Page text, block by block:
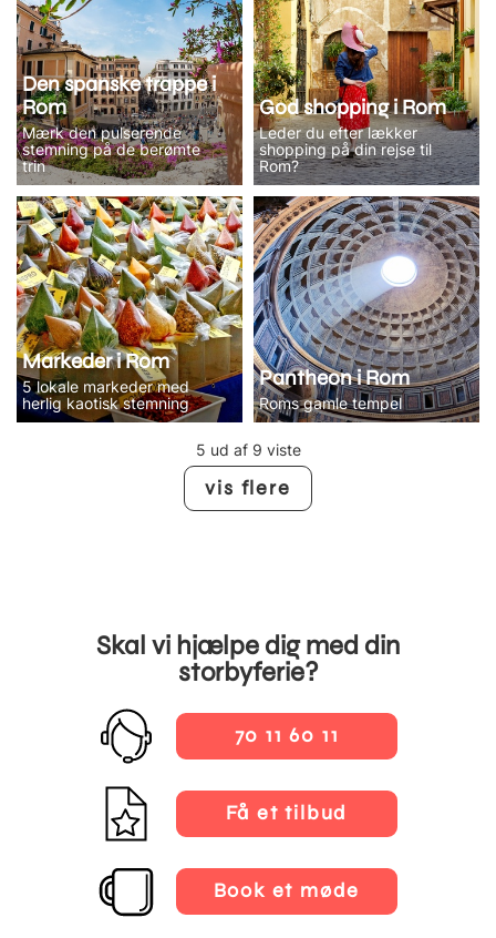
Den spanske trappe i
Rom
Mærk den pulserende
stemning på de berømte
trin
God shopping i Rom
Leder du efter lækker
shopping på din rejse til
Rom?
Markeder i Rom
5 lokale markeder med
herlig kaotisk stemning
Pantheon i Rom
Roms gamle tempel
5 ud af 9 viste
vis flere
Skal vi hjælpe dig med din
storbyferie?
70 11 60 11
Få et tilbud
Book et møde